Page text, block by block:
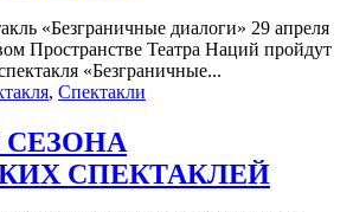
«Безграничные диалоги» 29 апреля
Пространстве Театра Наций пройдут
«Безграничные...
, Спектакли
СПЕКТАКЛЕЙ